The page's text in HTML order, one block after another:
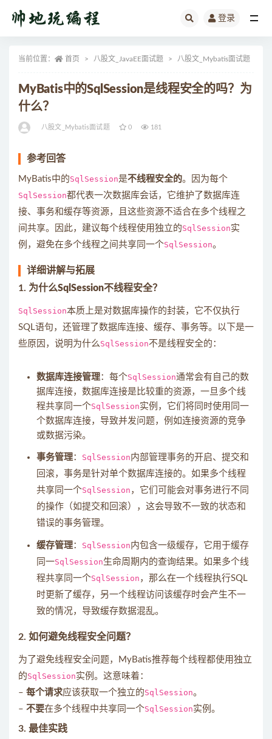
登录
当前位置： 首页 八股文_JavaEE面试题 八股文_Mybatis面试题
MyBatis中的SqlSession是线程安全的吗？为
什么？
八股文_Mybatis面试题 0 181
参考回答
MyBatis中的SqlSession是不线程安全的。因为每个
SqlSession都代表一次数据库会话，它维护了数据库连
接、事务和缓存等资源，且这些资源不适合在多个线程之
间共享。因此，建议每个线程使用独立的SqlSession实
例，避免在多个线程之间共享同一个SqlSession。
详细讲解与拓展
1. 为什么SqlSession不线程安全？
SqlSession本质上是对数据库操作的封装，它不仅执行
SQL语句，还管理了数据库连接、缓存、事务等。以下是一
些原因，说明为什么SqlSession不是线程安全的：
数据库连接管理：每个SqlSession通常会有自己的数
据库连接，数据库连接是比较重的资源，一旦多个线
程共享同一个SqlSession实例，它们将同时使用同一
个数据库连接，导致并发问题，例如连接资源的竞争
或数据污染。
事务管理： SqlSession 内部管理事务的开启、提交和
回滚，事务是针对单个数据库连接的。如果多个线程
共享同一个SqlSession ，它们可能会对事务进行不同
的操作（如提交和回滚），这会导致不一致的状态和
错误的事务管理。
缓存管理： SqlSession 内包含一级缓存，它用于缓存
同一SqlSession生命周期内的查询结果。如果多个线
程共享同一个SqlSession ，那么在一个线程执行SQL
时更新了缓存，另一个线程访问该缓存时会产生不一
致的情况，导致缓存数据混乱。
2. 如何避免线程安全问题？
为了避免线程安全问题，MyBatis推荐每个线程都使用独立
的SqlSession实例。这意味着：
– 每个请求应该获取一个独立的SqlSession。
– 不要在多个线程中共享同一个SqlSession实例。
3. 最佳实践